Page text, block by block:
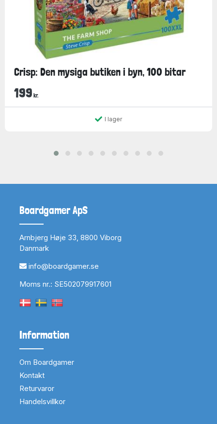
Crisp: Den mysiga butiken i byn, 100 bitar
199 kr.
I lager
Boardgamer ApS
Arnbjerg Høje 33, 8800 Viborg
Danmark
info@boardgamer.se
Moms nr.: SE502079917601
Information
Om Boardgamer
Kontakt
Returvaror
Handelsvillkor